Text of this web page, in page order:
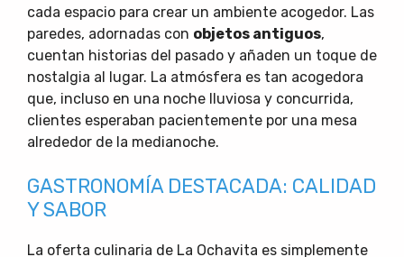
cada espacio para crear un ambiente acogedor. Las
paredes, adornadas con objetos antiguos,
cuentan historias del pasado y añaden un toque de
nostalgia al lugar. La atmósfera es tan acogedora
que, incluso en una noche lluviosa y concurrida,
clientes esperaban pacientemente por una mesa
alrededor de la medianoche.
GASTRONOMÍA DESTACADA: CALIDAD
Y SABOR
La oferta culinaria de La Ochavita es simplemente